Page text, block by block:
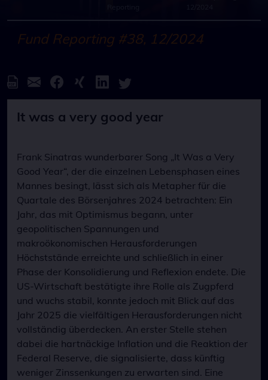
Fund Reporting #38, 12/2024
It was a very good year
Frank Sinatras wunderbarer Song „It Was a Very
Good Year“, der die einzelnen Lebensphasen eines
Mannes besingt, lässt sich als Metapher für die
Quartale des Börsenjahres 2024 betrachten: Ein
Jahr, das mit Optimismus begann, unter
geopolitischen Spannungen und
makroökonomischen Herausforderungen
Höchststände erreichte und schließlich in einer
Phase der Konsolidierung und Reflexion endete. Die
US-Wirtschaft bestätigte ihre Rolle als Zugpferd
und wuchs stabil, konnte jedoch mit Blick auf das
Jahr 2025 die vielfältigen Herausforderungen nicht
vollständig überdecken. An erster Stelle stehen
dabei die hartnäckige Inflation und die Reaktion der
Federal Reserve, die signalisierte, dass künftig
weniger Zinssenkungen zu erwarten sind. Eine